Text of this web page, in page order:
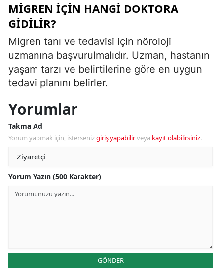
MIGREN IÇIN HANGI DOKTORA
GIDILIR?
Migren tanı ve tedavisi için nöroloji
uzmanına başvurulmalıdır. Uzman, hastanın
yaşam tarzı ve belirtilerine göre en uygun
tedavi planını belirler.
Yorumlar
Takma Ad
Yorum yapmak için, istersenizgiriş yapabilirveya kayıt olabilirsiniz.
Yorum Yazın (500 Karakter)
GÖNDER